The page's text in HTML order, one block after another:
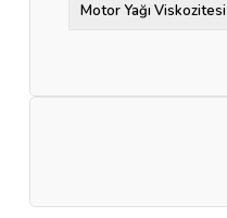
Motor Yağı Viskozitesi